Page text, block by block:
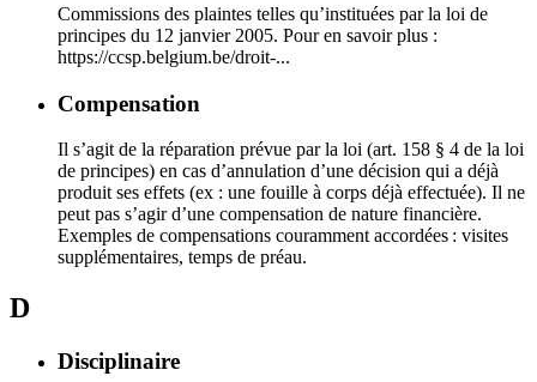
Commissions des plaintes telles qu’instituées par la loi de
principes du 12 janvier 2005. Pour en savoir plus :
https://ccsp.belgium.be/droit-...
Compensation
Il s’agit de la réparation prévue par la loi (art. 158 § 4 de la loi
de principes) en cas d’annulation d’une décision qui a déjà
produit ses effets (ex : une fouille à corps déjà effectuée). Il ne
peut pas s’agir d’une compensation de nature financière.
Exemples de compensations couramment accordées : visites
supplémentaires, temps de préau.
D
Disciplinaire